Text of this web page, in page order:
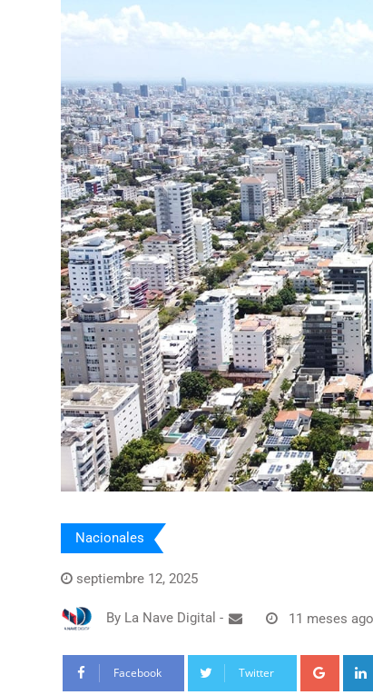
Nacionales
septiembre 12, 2025
By La Nave Digital - 11 meses ago
Facebook Twitter